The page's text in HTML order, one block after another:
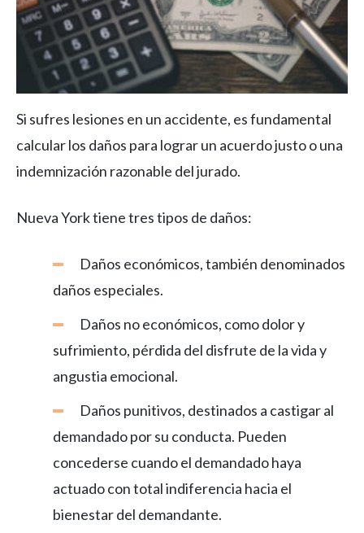
Si sufres lesiones en un accidente, es fundamental
calcular los daños para lograr un acuerdo justo o una
indemnización razonable del jurado.
Nueva York tiene tres tipos de daños:
Daños económicos, también denominados
daños especiales.
Daños no económicos, como dolor y
sufrimiento, pérdida del disfrute de la vida y
angustia emocional.
Daños punitivos, destinados a castigar al
demandado por su conducta. Pueden
concederse cuando el demandado haya
actuado con total indiferencia hacia el
bienestar del demandante.